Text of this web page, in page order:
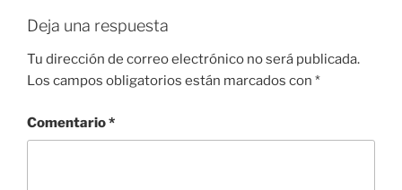
Deja una respuesta
Tu dirección de correo electrónico no será publicada.
Los campos obligatorios están marcados con *
Comentario*